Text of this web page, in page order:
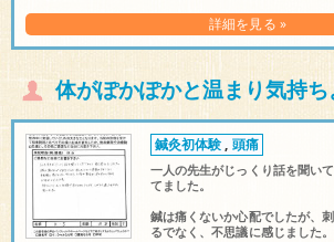
詳細を見る »
体がぽかぽかと温まり気持
鍼灸初体験, 頭痛
一人の先生がじっくり話を聞い
てました。
鍼は痛くないか心配でしたが、
るでなく、不思議に感じました。